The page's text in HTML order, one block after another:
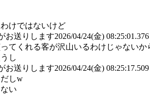
けではないけど
お送りします2026/04/24(金)
てくれる客が沢山いるわけじゃない
し
お送りします2026/04/24(金)
しw
い